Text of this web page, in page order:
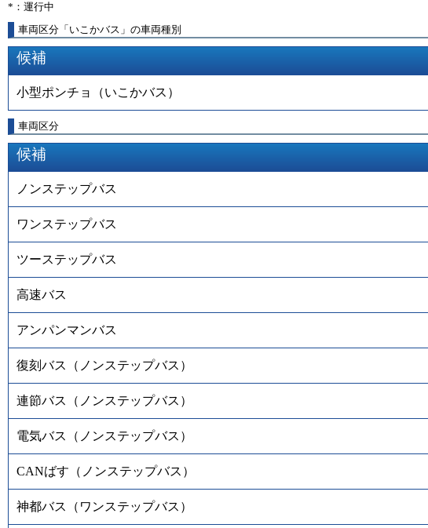
*：運行中
車両区分「いこかバス」の車両種別
候補
小型ポンチョ（いこかバス）
車両区分
候補
ノンステップバス
ワンステップバス
ツーステップバス
高速バス
アンパンマンバス
復刻バス（ノンステップバス）
連節バス（ノンステップバス）
電気バス（ノンステップバス）
CANばす（ノンステップバス）
神都バス（ワンステップバス）